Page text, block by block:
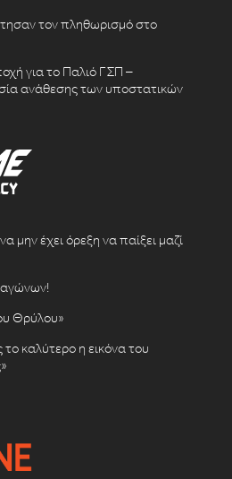
τον πληθωρισμό στο
για το Παλιό ΓΣΠ –
ανάθεσης των υποστατικών
μην έχει όρεξη να παίξει μαζί
αγώνων!
Θρύλου»
καλύτερο η εικόνα του